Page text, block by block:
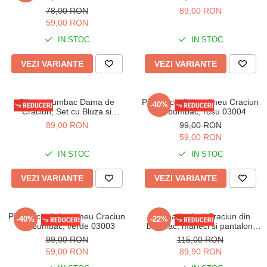
Pantaloni lungi, rosu 01001
78,00 RON
59,00 RON
IN STOC
VEZI VARIANTE
Pantaloni lungi, rosu 01019
89,00 RON
IN STOC
VEZI VARIANTE
Pijama bumbac Dama de
Craciun, Set cu Bluza si
Pantaloni lungi, verde 01015
89,00 RON
IN STOC
VEZI VARIANTE
-40%
Pijama copii, imprimeu Craciun
din bumbac, rosu 03004
99,00 RON
59,00 RON
IN STOC
VEZI VARIANTE
-40%
Pijama copii, imprimeu Craciun
din bumbac, verde 03003
99,00 RON
59,00 RON
-22%
Pijama barbati Craciun din
bumbac, maneci si pantaloni
lungi, rosu 800
115,00 RON
89,90 RON